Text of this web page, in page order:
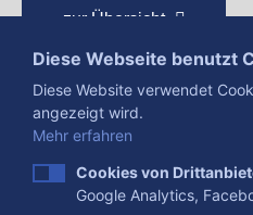
zur Übersicht
Diese Webseite benutzt
Diese Website verwendet
angezeigt wird.
Mehr erfahren
Cookies von
Google Analytics,